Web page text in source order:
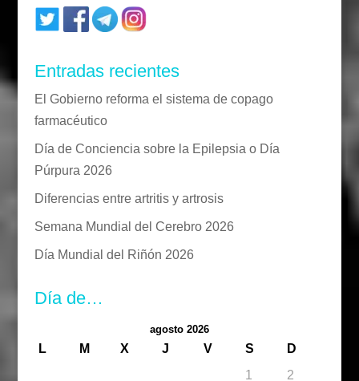
Entradas recientes
El Gobierno reforma el sistema de copago
farmacéutico
Día de Conciencia sobre la Epilepsia o Día
Púrpura 2026
Diferencias entre artritis y artrosis
Semana Mundial del Cerebro 2026
Día Mundial del Riñón 2026
Día de…
agosto 2026
L M X J V S
D
1
2